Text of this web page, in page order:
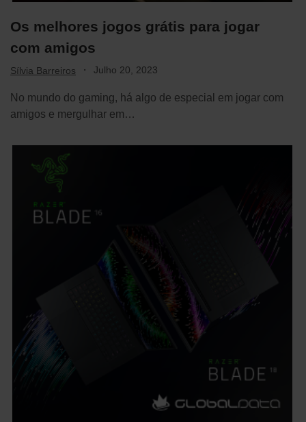
Os melhores jogos grátis para jogar
com amigos
Sílvia Barreiros · Julho 20, 2023
No mundo do gaming, há algo de especial em jogar com
amigos e mergulhar em…